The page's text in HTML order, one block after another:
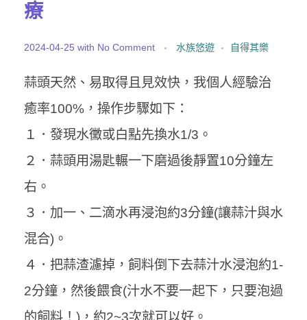
療
2024-04-25 with No Comment 水族悠遊 自得其樂
蒜頭天然、易取得且見效快，我個人經驗治
癒率100%，操作步驟如下：
１．發現水黴或白點先換水1/3。
２．蒜頭用湯匙輾一下磨過後靜置10分鐘左
右。
３．加一、二滴水再浸泡約3分鐘(讓蒜汁與水
混合)。
４．把蒜渣濾掉，飼料倒下去蒜汁水浸泡約1-
2分鐘，然後餵食(汁水不要一起下，只要泡過
的飼料！)，約2~3次就可以好。